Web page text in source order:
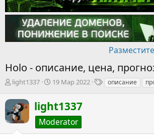
Holo - описание, цена,
А
т
о
р
е
light1337
Д
а
н
а
ч
19 Мар 2022
Тописание
light1337
Moderator